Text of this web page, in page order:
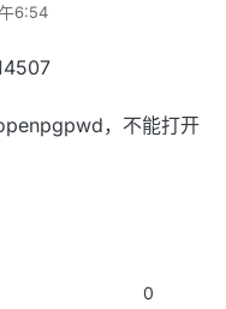
6:54
，不能打开
0